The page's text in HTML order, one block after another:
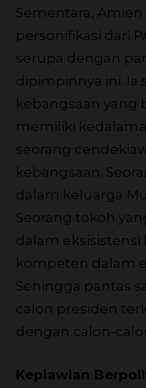
Sementara,
personifikasi dari
serupa dengan
dipimpinnya ini. Ia
kebangsaan yang
memiliki
seorang
kebangsaan.
dalam keluarga
Seorang tokoh
dalam eksisistensi
kompeten dalam
Sehingga pantas
calon presiden
dengan calon-
Kepiawian